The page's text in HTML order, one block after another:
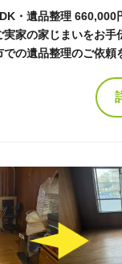
・遺品整理 660,000
実家の家じまいをお手
での遺品整理のご依頼